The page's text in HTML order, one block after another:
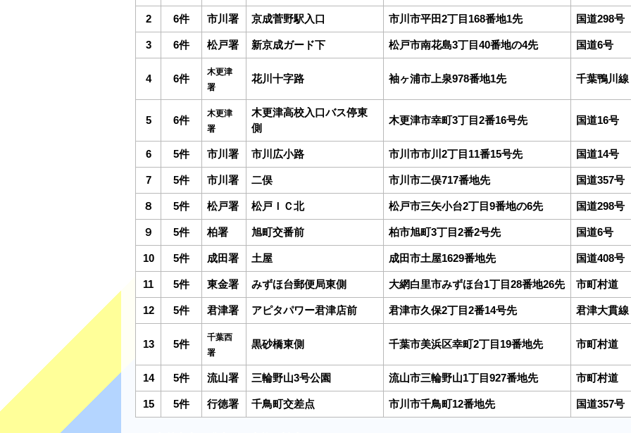
2 6件 市川署 京成菅野駅入口 市川市平田2丁目168番地1先 国道298号
3 6件 松戸署 新京成ガード下 松戸市南花島3丁目40番地の4先 国道6号
4 6件
木更津
署
花川十字路 袖ヶ浦市上泉978番地1先 千葉鴨川線
5 6件
木更津
署
木更津高校入口バス停東
側
木更津市幸町3丁目2番16号先 国道16号
6 5件 市川署 市川広小路 市川市市川2丁目11番15号先 国道14号
7 5件 市川署 二俣 市川市二俣717番地先 国道357号
８ 5件 松戸署 松戸ＩＣ北 松戸市三矢小台2丁目9番地の6先 国道298号
９ 5件 柏署 旭町交番前 柏市旭町3丁目2番2号先 国道6号
10 5件 成田署 土屋 成田市土屋1629番地先 国道408号
11 5件 東金署 みずほ台郵便局東側 大網白里市みずほ台1丁目28番地26先 市町村道
12 5件 君津署 アピタパワー君津店前 君津市久保2丁目2番14号先 君津大貫線
13 5件
千葉西
署
黒砂橋東側 千葉市美浜区幸町2丁目19番地先 市町村道
14 5件 流山署 三輪野山3号公園 流山市三輪野山1丁目927番地先 市町村道
15 5件 行徳署 千鳥町交差点 市川市千鳥町12番地先 国道357号